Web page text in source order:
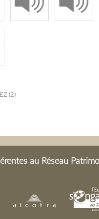
(2)
au Réseau